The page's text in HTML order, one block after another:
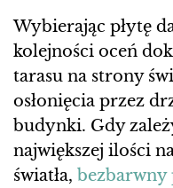
Wybierając płytę
kolejności oceń
tarasu na strony
osłonięcia przez
budynki. Gdy
największej ilości
światła,